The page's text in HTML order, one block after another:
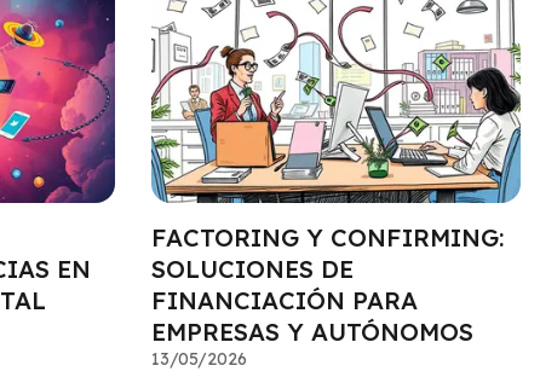
EN
FACTORING Y CONFIRMING:
SOLUCIONES DE
FINANCIACIÓN PARA
EMPRESAS Y AUTÓNOMOS
13/05/2026